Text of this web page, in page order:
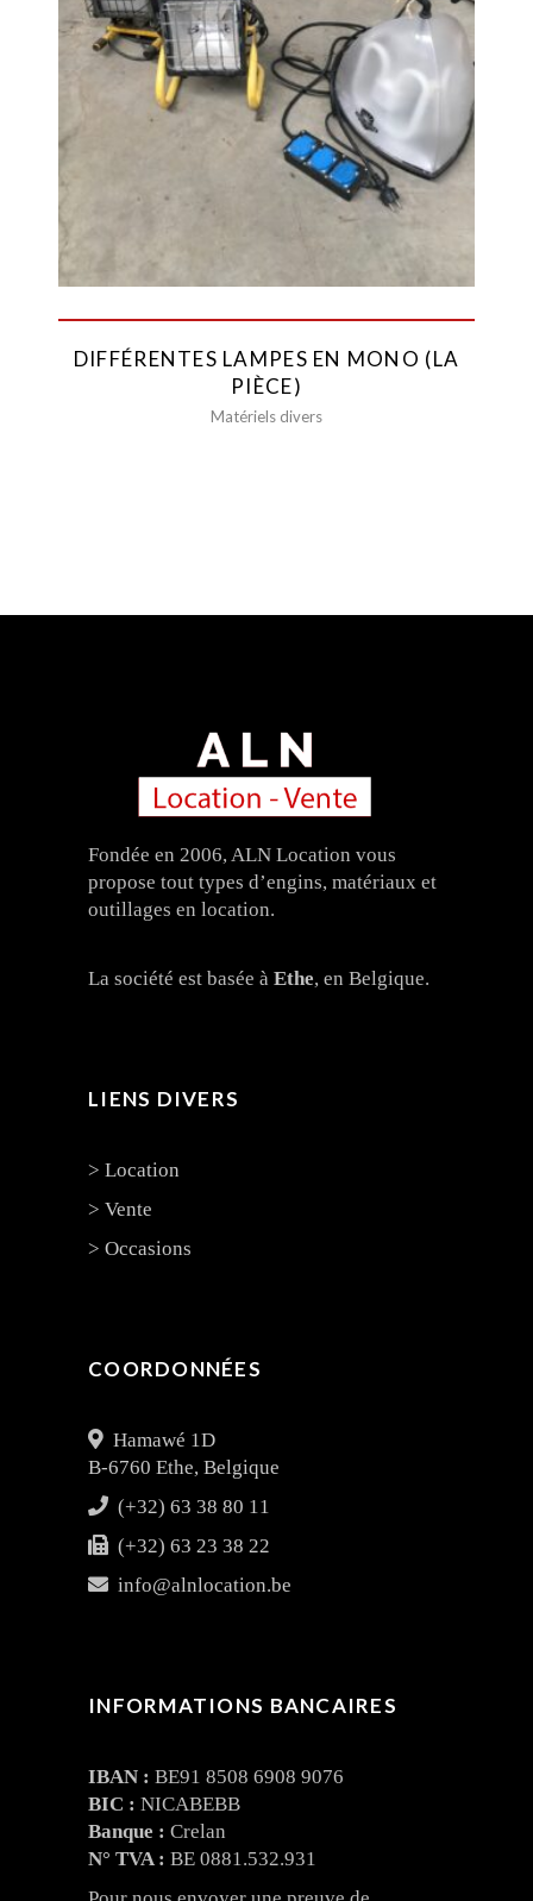
DIFFÉRENTES LAMPES EN MONO (LA
PIÈCE)
Matériels divers
Fondée en 2006, ALN Location vous
propose tout types d’engins, matériaux et
outillages en location.
La société est basée à Ethe, en Belgique.
LIENS DIVERS
> Location
> Vente
> Occasions
COORDONNÉES
Hamawé 1D
B-6760 Ethe, Belgique
(+32) 63 38 80 11
(+32) 63 23 38 22
info@alnlocation.be
INFORMATIONS BANCAIRES
IBAN : BE91 8508 6908 9076
BIC : NICABEBB
Banque : Crelan
N° TVA : BE 0881.532.931